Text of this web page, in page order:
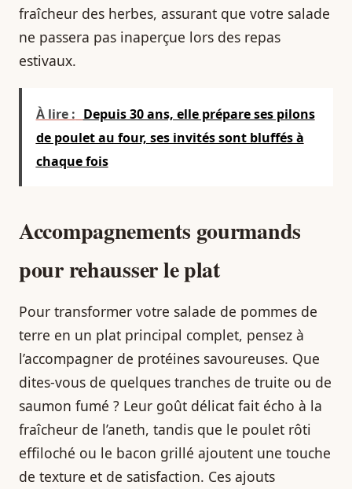
fraîcheur des herbes, assurant que votre salade
ne passera pas inaperçue lors des repas
estivaux.
À lire : Depuis 30 ans, elle prépare ses pilons
de poulet au four, ses invités sont bluffés à
chaque fois
Accompagnements gourmands
pour rehausser le plat
Pour transformer votre salade de pommes de
terre en un plat principal complet, pensez à
l’accompagner de protéines savoureuses. Que
dites-vous de quelques tranches de truite ou de
saumon fumé ? Leur goût délicat fait écho à la
fraîcheur de l’aneth, tandis que le poulet rôti
effiloché ou le bacon grillé ajoutent une touche
de texture et de satisfaction. Ces ajouts